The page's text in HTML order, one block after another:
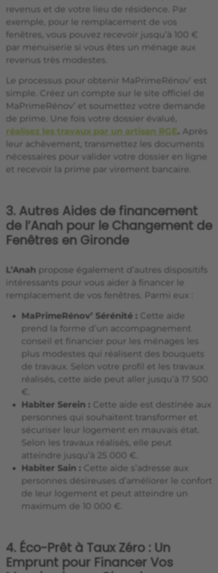
revenus et de votre lieu de résidence. Par
exemple, pour le remplacement de vos
fenêtres, vous pouvez recevoir jusqu’à 100 €
par menuiserie si vous êtes un ménage aux
revenus très modestes.
Le processus pour obtenir MaPrimeRénov’ est
simple. Créez un compte sur le site officiel de
MaPrimeRénov’ et soumettez votre demande
de prime. Une fois votre dossier évalué,
réalisez les travaux par un artisan RGE. Après
leur achèvement, transmettez les documents
nécessaires pour valider votre dossier en ligne
et recevoir la prime par virement bancaire.
3. Autres Aides de financement
de l’Anah pour le Changement de
Fenêtres en Gironde
L’Anah propose également d’autres dispositifs
intéressants pour vous aider à financer le
remplacement de vos fenêtres. Parmi eux :
MaPrimeRénov’ Sérénité : Cette aide
prend la forme d’un accompagnement
conseil et financier pour les ménages les
plus modestes qui réalisent des bouquets
de travaux. Selon votre profil et les travaux
réalisés, cette aide peut aller jusqu’à 17 500
€.
Habiter Serein : Cette aide est destinée aux
personnes qui souhaitent transformer et
sécuriser leur logement en mauvais état.
Selon les travaux réalisés, elle peut
atteindre jusqu’à 25 000 €.
Habiter Sain : Cette aide s’adresse aux
personnes désireuses d’améliorer le confort
de leur logement et peut atteindre un
maximum de 10 000 €.
4. Éco-Prêt à Taux Zéro : Un
Emprunt pour Financer Vos